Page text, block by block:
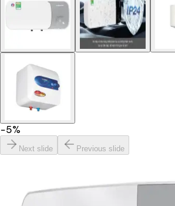
−5%
Next slide Previous slide